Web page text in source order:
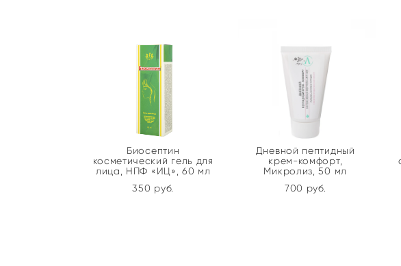
Биосептин
косметический гель для
лица, НПФ «ИЦ», 60 мл
350 pуб.
Дневной пептидный
крем-комфорт,
Микролиз, 50 мл
700 pуб.